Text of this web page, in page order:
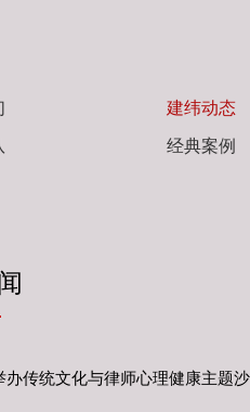
建纬动态
经典案例
传统文化与律师心理健康主题